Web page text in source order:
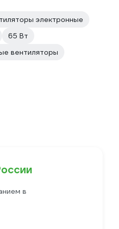
электронные
65 Вт
вентиляторы
в